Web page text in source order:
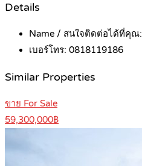
Details
Name / สนใจติดต่อได้ที่คุณ:
เบอร์โทร: 0818119186
Similar Properties
ขาย For Sale
59,300,000฿